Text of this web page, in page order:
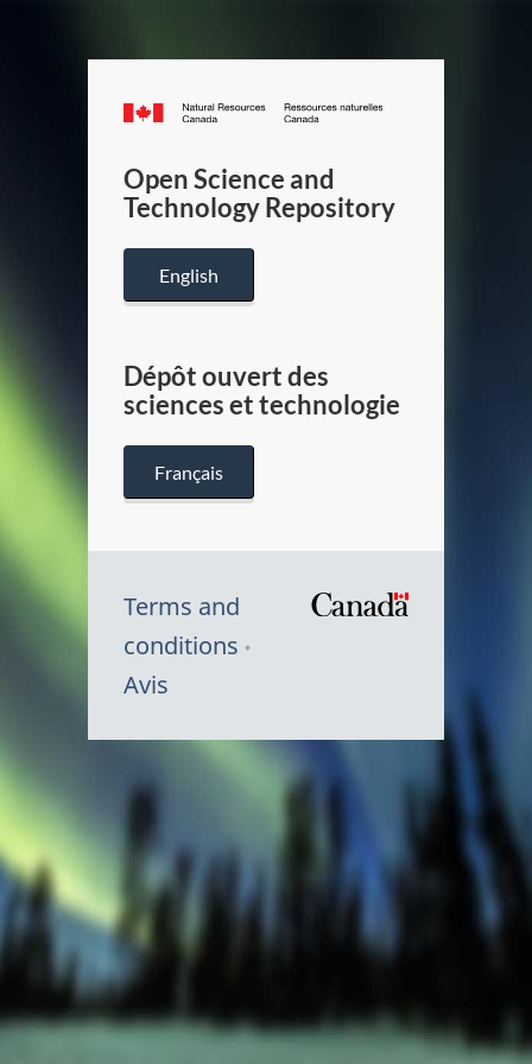
Canada.ca
/
Canada
Open Science and
Technology Repository
English
Dépôt ouvert des
sciences et technologie
Français
Terms and
conditions
Avis
Canada